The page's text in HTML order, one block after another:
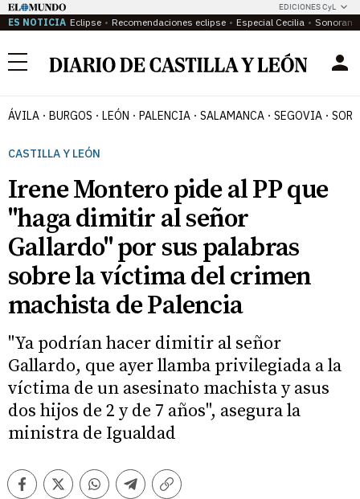
EDICIONES CyL
ES NOTICIA Eclipse Recomendaciones eclipse Especial Cecilia
Menú
ÁVILA BURGOS LEÓN PALENCIA SALAMANCA SEGOVIA
CASTILLA Y LEÓN
Irene Montero pide al PP que
"haga dimitir al señor
Gallardo" por sus palabras
sobre la víctima del crimen
machista de Palencia
"Ya podrían hacer dimitir al señor
Gallardo, que ayer llamba privilegiada a la
víctima de un asesinato machista y asus
dos hijos de 2 y de 7 años", asegura la
ministra de Igualdad
FacebookTwitterWhatsappTelegramCopiar